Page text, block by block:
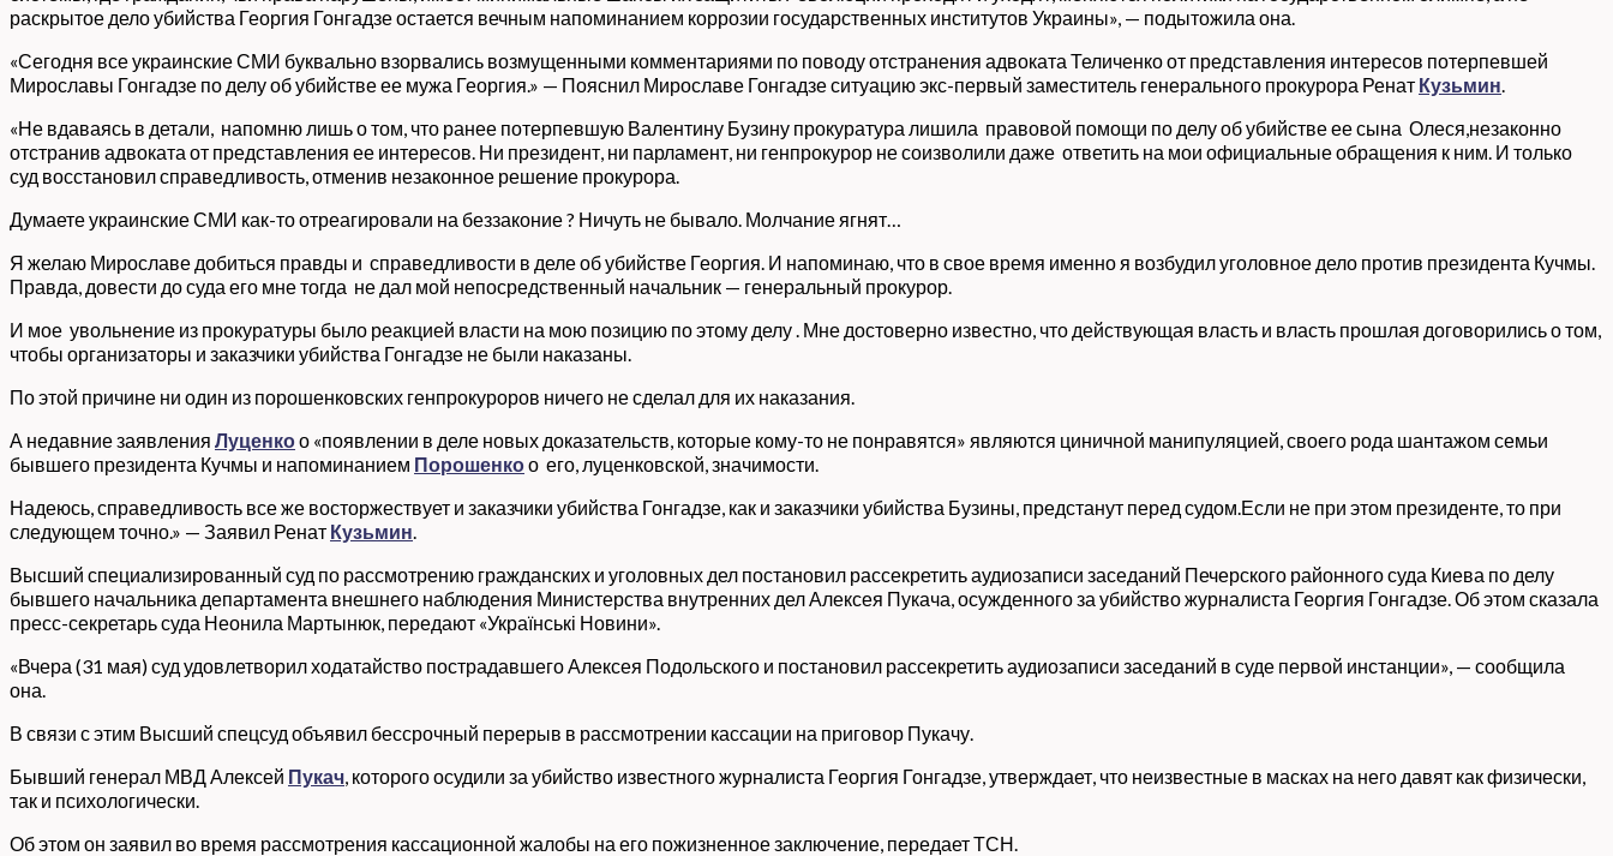
раскрытое дело убийства Георгия Гонгадзе остается вечным напоминанием коррозии государственных институтов Украины», — подытожила она.
«Сегодня все украинские СМИ буквально взорвались возмущенными комментариями по поводу отстранения адвоката Теличенко от представления интересов потерпевшей
Мирославы Гонгадзе по делу об убийстве ее мужа Георгия.» — Пояснил Мирославе Гонгадзе ситуацию экс-первый заместитель генерального прокурора Ренат Кузьмин.
«Не вдаваясь в детали, напомню лишь о том, что ранее потерпевшую Валентину Бузину прокуратура лишила правовой помощи по делу об убийстве ее сына Олеся,незаконно
отстранив адвоката от представления ее интересов. Ни президент, ни парламент, ни генпрокурор не соизволили даже ответить на мои официальные обращения к ним. И только
суд восстановил справедливость, отменив незаконное решение прокурора.
Думаете украинские СМИ как-то отреагировали на беззаконие ? Ничуть не бывало. Молчание ягнят…
Я желаю Мирославе добиться правды и справедливости в деле об убийстве Георгия. И напоминаю, что в свое время именно я возбудил уголовное дело против президента Кучмы.
Правда, довести до суда его мне тогда не дал мой непосредственный начальник — генеральный прокурор.
И мое увольнение из прокуратуры было реакцией власти на мою позицию по этому делу . Мне достоверно известно, что действующая власть и власть прошлая договорились о том,
чтобы организаторы и заказчики убийства Гонгадзе не были наказаны.
По этой причине ни один из порошенковских генпрокуроров ничего не сделал для их наказания.
А недавние заявления Луценкоо «появлении в деле новых доказательств, которые кому-то не понравятся» являются циничной манипуляцией, своего рода шантажом семьи
бывшего президента Кучмы и напоминанием Порошенкоо его, луценковской, значимости.
Надеюсь, справедливость все же восторжествует и заказчики убийства Гонгадзе, как и заказчики убийства Бузины, предстанут перед судом.Если не при этом президенте, то при
следующем точно.» — Заявил Ренат Кузьмин.
Высший специализированный суд по рассмотрению гражданских и уголовных дел постановил рассекретить аудиозаписи заседаний Печерского районного суда Киева по делу
бывшего начальника департамента внешнего наблюдения Министерства внутренних дел Алексея Пукача, осужденного за убийство журналиста Георгия Гонгадзе. Об этом сказала
пресс-секретарь суда Неонила Мартынюк, передают «Українські Новини».
«Вчера (31 мая) суд удовлетворил ходатайство пострадавшего Алексея Подольского и постановил рассекретить аудиозаписи заседаний в суде первой инстанции», — сообщила
она.
В связи с этим Высший спецсуд объявил бессрочный перерыв в рассмотрении кассации на приговор Пукачу.
Бывший генерал МВД Алексей Пукач, которого осудили за убийство известного журналиста Георгия Гонгадзе, утверждает, что неизвестные в масках на него давят как физически,
так и психологически.
Об этом он заявил во время рассмотрения кассационной жалобы на его пожизненное заключение, передает ТСН.